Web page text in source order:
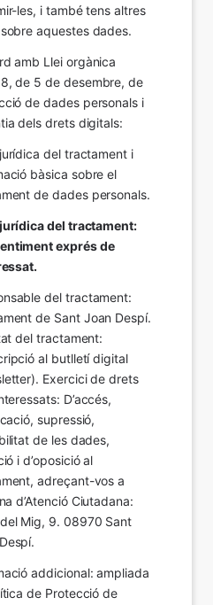
les, i també tens altres
aquestes dades.
amb Llei orgànica
de 5 de desembre, de
de dades personals i
dels drets digitals:
del tractament i
bàsica sobre el
de dades personals.
del tractament:
exprés de
del tractament:
de Sant Joan Despí.
del tractament:
al butlletí digital
Exercici de drets
D’accés,
supressió,
de les dades,
i d’oposició al
adreçant-vos a
d’Atenció Ciutadana:
Mig, 9. 08970 Sant
addicional: ampliada
de Protecció de